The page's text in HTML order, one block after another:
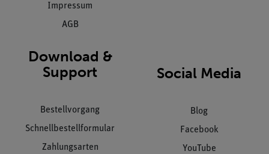
Impressum
AGB
Download &
Support
Bestellvorgang
Schnellbestellformular
Zahlungsarten
Social Media
Blog
Facebook
YouTube